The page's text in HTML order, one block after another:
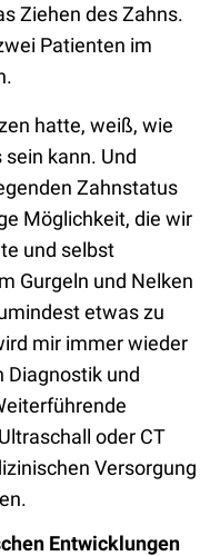
Ziehen des Zahns.
Patienten im
hatte, weiß, wie
kann. Und
Zahnstatus
Möglichkeit, die wir
und selbst
Gurgeln und Nelken
etwas zu
mir immer wieder
Diagnostik und
oder CT
Versorgung
Entwicklungen